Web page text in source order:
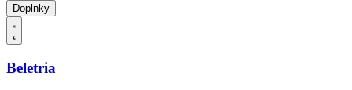
Doplnky
Beletria